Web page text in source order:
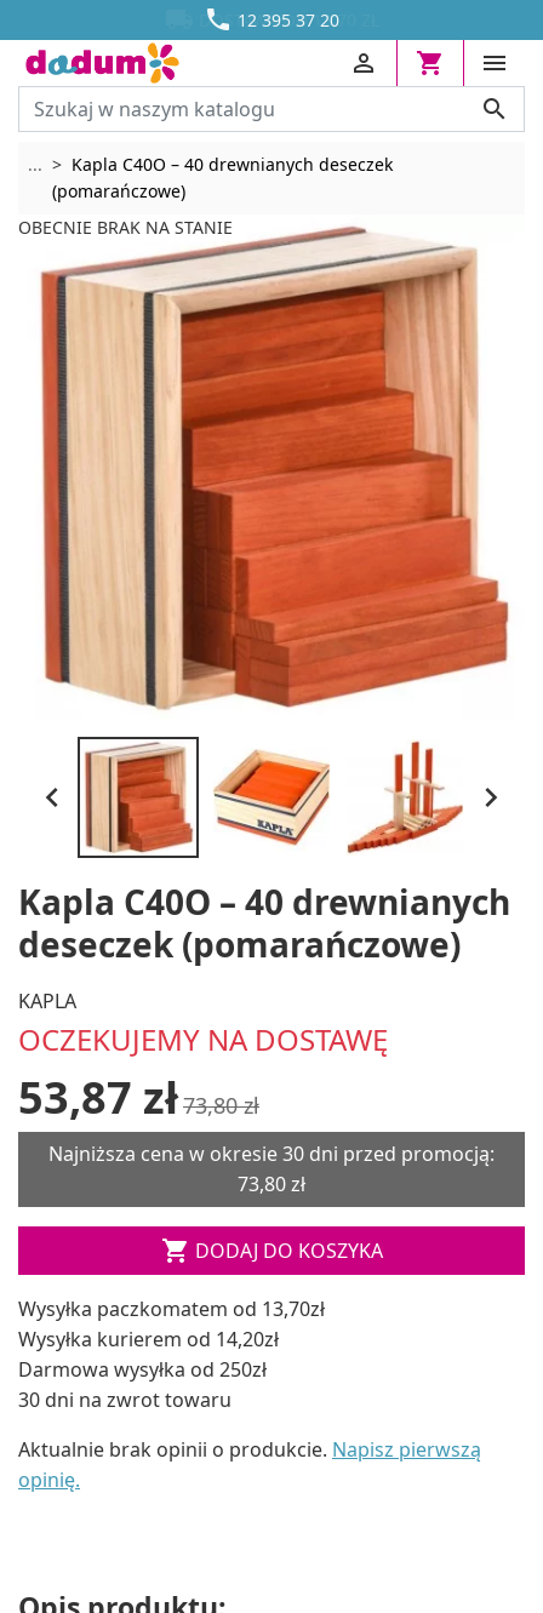
 12 395 37 20
DOSTAWA OD 13,70 ZŁ





... Rozwiń breadcrumbs
Kapla C40O – 40 drewnianych deseczek
(pomarańczowe)
OBECNIE BRAK NA STANIE
 
Kapla C40O – 40 drewnianych
deseczek (pomarańczowe)
KAPLA
OCZEKUJEMY NA DOSTAWĘ
53,87 zł73,80 zł
Najniższa cena w okresie 30 dni przed promocją:
73,80 zł
 DODAJ DO KOSZYKA
Wysyłka paczkomatem od 13,70zł
Wysyłka kurierem od 14,20zł
Darmowa wysyłka od 250zł
30 dni na zwrot towaru
Aktualnie brak opinii o produkcie. Napisz pierwszą
opinię.